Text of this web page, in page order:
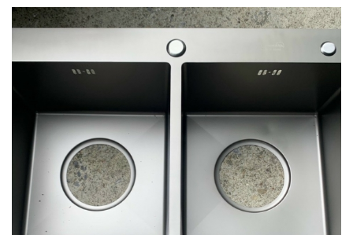
Chậu rửa bát màu ghi Inox 304 phủ nano Daelim 8345C